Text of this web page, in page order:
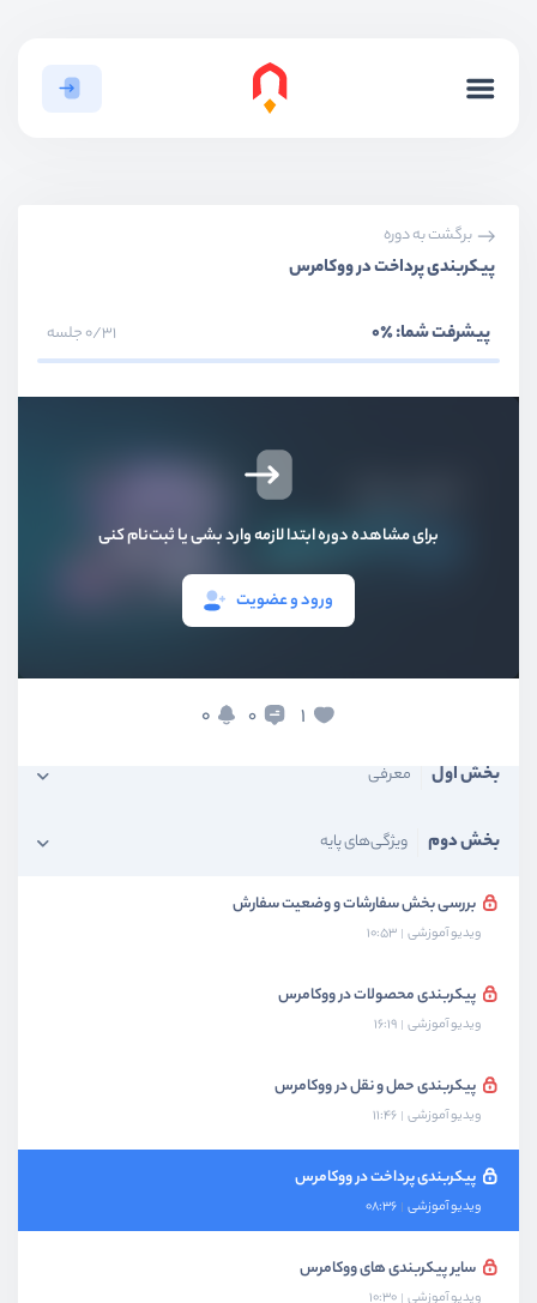
برگشت به دوره
پیکربندی پرداخت در ووکامرس
پیشرفت شما:٪0 0/31 جلسه
برای مشاهده دوره ابتدا لازمه وارد بشی یا ثبت‌نام کنی
ورود و عضویت
1
0
0
بخش اول معرفی
بخش دوم ویژگی‌های پایه
بررسی بخش سفارشات و وضعیت سفارش
ویدیو آموزشی 10:53
پیکربندی محصولات در ووکامرس
ویدیو آموزشی 16:19
پیکربندی حمل و نقل در ووکامرس
ویدیو آموزشی 11:46
پیکربندی پرداخت در ووکامرس
ویدیو آموزشی 08:36
سایر پیکربندی های ووکامرس
ویدیو آموزشی 10:30